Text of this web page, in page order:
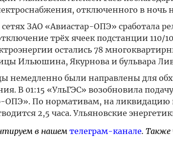
отключенного в ночь
сетях ЗАО «Авиастар-ОПЭ» сработала
трёх ячеек подстанции
остались 78
Ильюшина, Якурнова и бульвара
немедленно были направлены для
В 01:15 «УльГЭС» возобновила
ОПЭ». По нормативам, на ликвидацию
2,5 часа. Ульяновские
в нашем телеграм-канале. Также